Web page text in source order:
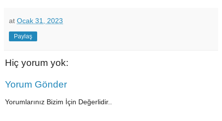
at Ocak 31, 2023
Paylaş
Hiç yorum yok:
Yorum Gönder
Yorumlarınız Bizim İçin Değerlidir..